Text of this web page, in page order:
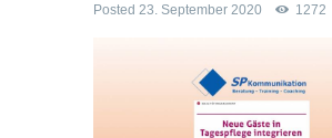
Posted 23. September 2020 1272